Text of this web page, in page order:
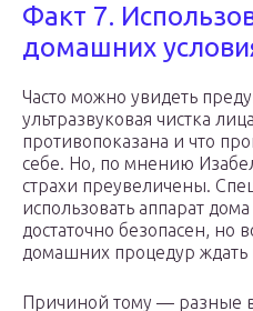
Факт 7.
домашних
Часто можно увидеть
ультразвуковая чистка
противопоказана и что
себе. Но, по мнению
страхи преувеличены.
использовать аппарат
достаточно безопасен, но
домашних процедур ждать
Причиной тому — разные